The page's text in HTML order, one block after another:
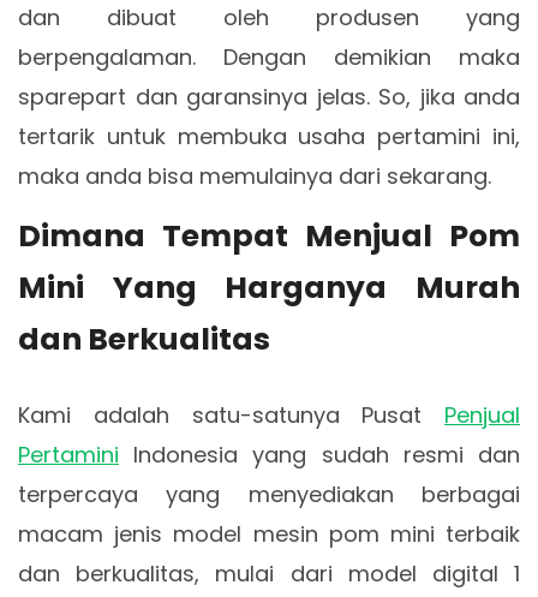
dan dibuat oleh produsen yang
berpengalaman. Dengan demikian maka
sparepart dan garansinya jelas. So, jika anda
tertarik untuk membuka usaha pertamini ini,
maka anda bisa memulainya dari sekarang.
Dimana Tempat Menjual Pom
Mini Yang Harganya Murah
dan Berkualitas
Kami adalah satu-satunya Pusat Penjual
Pertamini Indonesia yang sudah resmi dan
terpercaya yang menyediakan berbagai
macam jenis model mesin pom mini terbaik
dan berkualitas, mulai dari model digital 1